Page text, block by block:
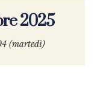
2025
(martedì)